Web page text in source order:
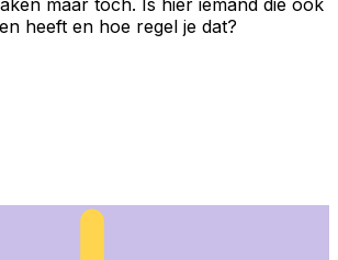
maar toch. Is hier iemand die ook
heeft en hoe regel je dat?